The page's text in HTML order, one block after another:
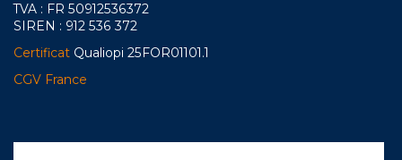
TVA : FR 50912536372
SIREN : 912 536 372
Certificat Qualiopi 25FOR01101.1
CGV France